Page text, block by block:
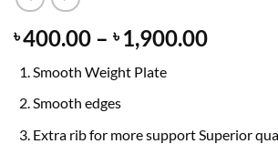
৳400.00 – ৳1,900.00Price
৳
Smooth Weight Plate
Smooth edges
Extra rib for more support Superior